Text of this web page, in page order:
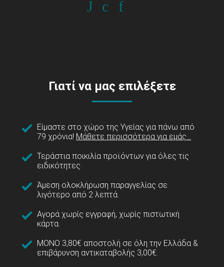
Γιατί να μας επιλέξετε
Είμαστε στο χώρο της Υγείας για πάνω από
79 χρόνια! Μάθετε περισσότερα για εμάς...
Τεράστια ποικιλία προϊόντων για όλες τις
ειδικότητες.
Άμεση ολοκλήρωση παραγγελίας σε
λιγότερο από 2 λεπτά.
Αγορά χωρίς εγγραφή, χωρίς πιστωτική
κάρτα.
ΜΟΝΟ 3,80€ αποστολή σε όλη την Ελλάδα &
επιβάρυνση αντικαταβολής 3,00€.